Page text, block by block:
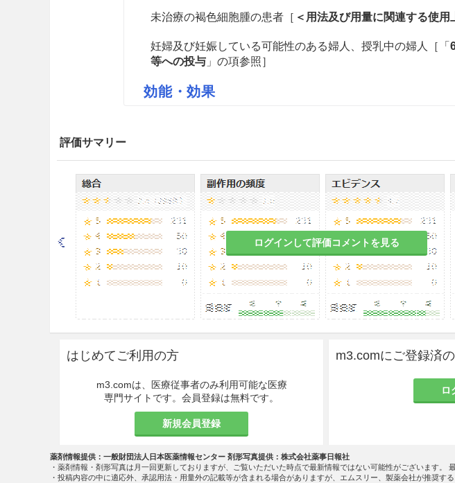
未治療の褐色細胞腫の患者［ ＜用法及び用量に関連する使用
妊婦及び妊娠している可能性のある婦人、授乳中の婦人［「
等への投与」の項参照］
効能・効果
頻脈性不整脈（洞性頻脈、期外収縮、発作性上室性頻拍、新
の洞調律の維持）
用法・容量
本態性高血圧症に使用する場合
通常、成人にはアセブトロールとして、1日200〜400mgを
経口投与する。なお、年齢・症状により適宜増減する。
通常、成人にはアセブトロールとして、1日300〜600mgを
注意事項
重要な基本的注意
投与が長期にわたる場合は、心機能検査
に行うこと。特に徐脈又は低血圧を起こした場合には減量又
評価サマリー
ログインして評価コメントを見る
はじめてご利用の方
m3.comは、医療従事者のみ利用可能な医療
専門サイトです。会員登録は無料です。
新規会員登録
m3.comにご登録済
ロ
薬剤情報提供：一般財団法人日本医薬情報センター 剤形写真提供：株式会社薬事日報社
・薬剤情報・剤形写真は月一回更新しておりますが、ご覧いただいた時点で最新情報ではない可能性がございます。
・投稿内容の中に適応外、承認用法・用量外の記載等が含まれる場合がありますが、エムスリー、製薬会社が推奨する